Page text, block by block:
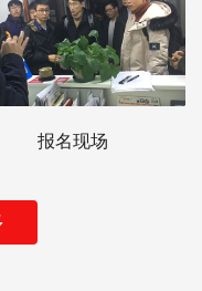
报名现场